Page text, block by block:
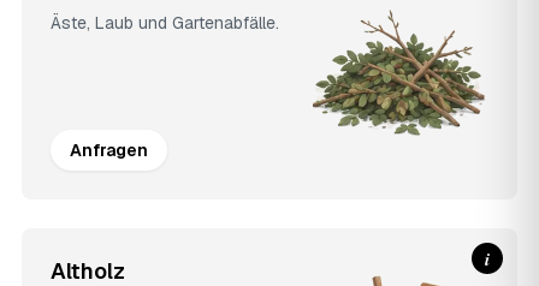
Äste, Laub und Gartenabfälle.
Anfragen
Altholz i